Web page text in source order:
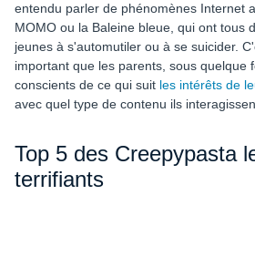
entendu parler de phénomènes Internet
MOMO ou la Baleine bleue, qui ont tous
jeunes à s'automutiler ou à se suicider.
important que les parents, sous quelque
conscients de ce qui suit les intérêts de
avec quel type de contenu ils
Top 5 des Creepypasta
terrifiants